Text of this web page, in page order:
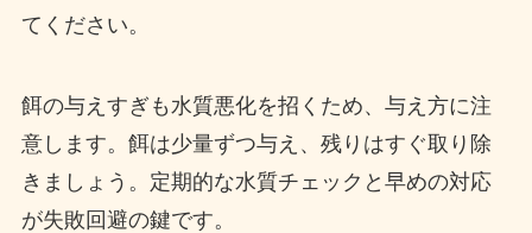
てください。
餌の与えすぎも水質悪化を招くため、与え方に注
意します。餌は少量ずつ与え、残りはすぐ取り除
きましょう。定期的な水質チェックと早めの対応
が失敗回避の鍵です。